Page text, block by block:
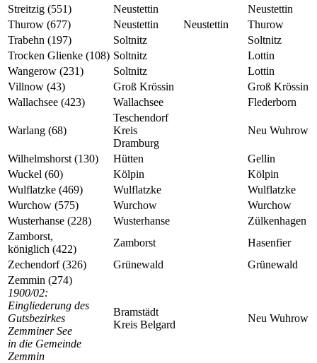
Streitzig (551) Neustettin
Neustettin
Thurow (677)
Neustettin Neustettin
Thurow
Trabehn (197)
Soltnitz
Soltnitz
Trocken Glienke (108) Soltnitz
Lottin
Wangerow (231)
Soltnitz
Lottin
Villnow (43)
Groß Krössin
Groß Krössin
Wallachsee (423)
Wallachsee Flederborn
Warlang (68)
Teschendorf
Kreis
Dramburg
Neu Wuhrow
Wilhelmshorst (130) Hütten
Gellin
Wuckel (60)
Kölpin
Kölpin
Wulflatzke (469)
Wulflatzke
Wulflatzke
Wurchow (575)
Wurchow
Wurchow
Wusterhanse (228)
Wusterhanse
Zülkenhagen
Zamborst,
königlich (422)
Zamborst
Hasenfier
Zechendorf (326)
Grünewald
Grünewald
Zemmin (274)
1900/02:
Eingliederung des
Gutsbezirkes
Zemminer See
in die Gemeinde
Zemmin
Bramstädt
Kreis Belgard
Neu Wuhrow